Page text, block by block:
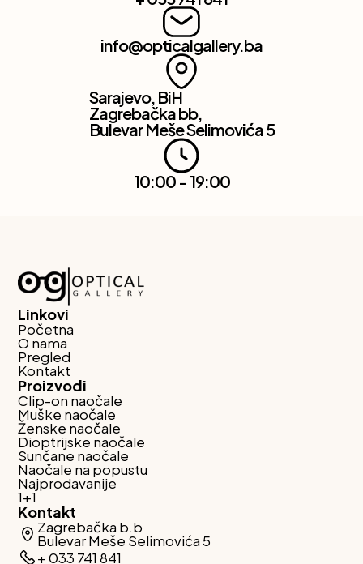
info@opticalgallery.ba
Sarajevo, BiH
Zagrebačka bb,
Bulevar Meše Selimovića 5
10:00 - 19:00
Linkovi
Početna
O nama
Pregled
Kontakt
Proizvodi
Clip-on naočale
Muške naočale
Ženske naočale
Dioptrijske naočale
Sunčane naočale
Naočale na popustu
Najprodavanije
1+1
Kontakt
Zagrebačka b.b
Bulevar Meše Selimovića 5
+ 033 741 841